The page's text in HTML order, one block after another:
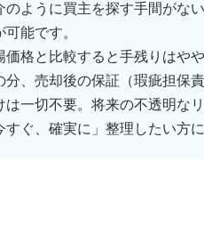
のように買主を探す手間がな
可能です。
価格と比較すると手残りはや
分、売却後の保証（瑕疵担保
は一切不要。将来の不透明なリ
すぐ、確実に」整理したい方